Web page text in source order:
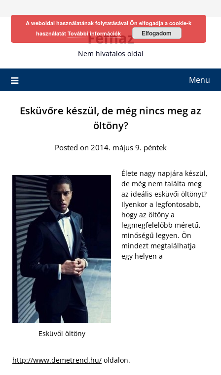
Fefhaz
Nem hivatalos oldal
Menu
Esküvőre készül, de még nincs meg az
öltöny?
Posted on 2014. május 9. péntek
Esküvői öltöny
Élete nagy napjára készül,
de még nem találta meg
az ideális esküvői öltönyt?
Ilyenkor a legfontosabb,
hogy az öltöny a
legmegfelelőbb méretű,
minőségű legyen. Ön
mindezt megtalálhatja
egy helyen a
http://www.demetrend.hu/ oldalon.
A weboldal használatának folytatásával Ön elfogadja a cookie-k
használatát További információk Elfogadom